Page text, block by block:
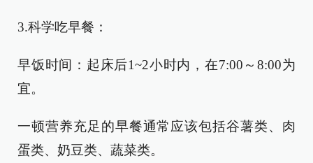
3.科学吃早餐：
早饭时间：起床后1~2小时内，在7:00～8:00为
宜。
一顿营养充足的早餐通常应该包括谷薯类、肉
蛋类、奶豆类、蔬菜类。